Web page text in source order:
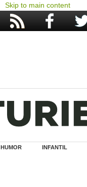
Skip to main content
HUMOR INFANTIL